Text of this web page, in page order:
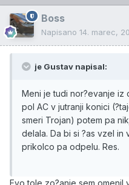
Boss
Napisano 14. marec,
je Gustav napisal:
Meni je tudi nor?evanje
pol AC v jutranji konici
smeri Trojan) potem pa
delala. Da bi si ?as vzel
prikolco pa odpelu. Res.
Evo tole zo?anje sem omenil